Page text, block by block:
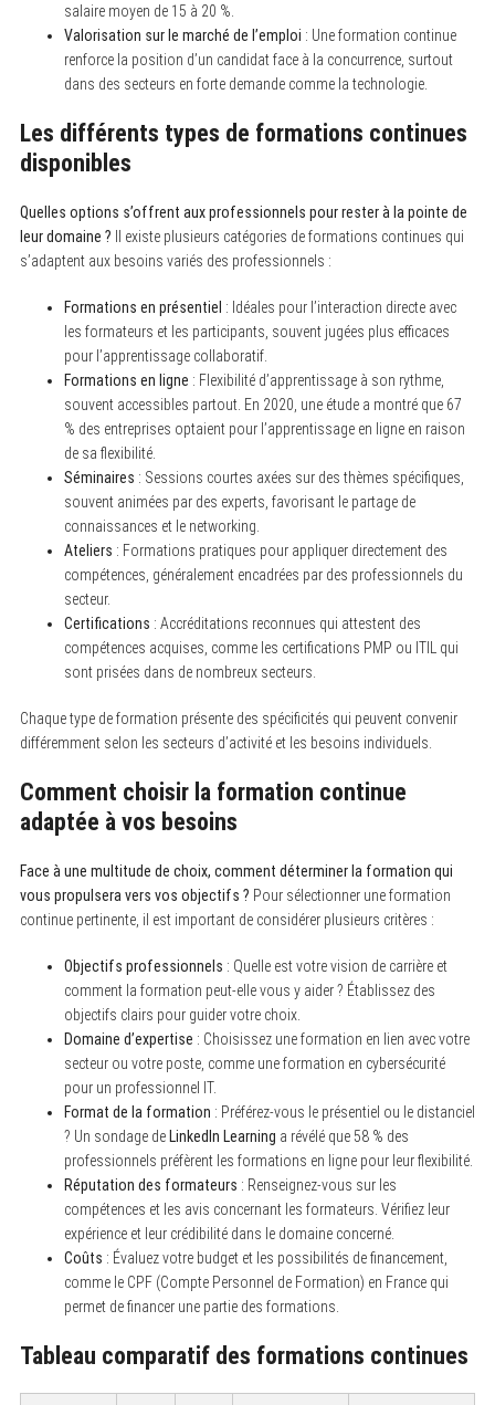
salaire moyen de 15 à 20 %.
Valorisation sur le marché de l’emploi : Une formation continue
renforce la position d’un candidat face à la concurrence, surtout
dans des secteurs en forte demande comme la technologie.
Les différents types de formations continues
disponibles
Quelles options s’offrent aux professionnels pour rester à la pointe de
leur domaine ? Il existe plusieurs catégories de formations continues qui
s’adaptent aux besoins variés des professionnels :
Formations en présentiel : Idéales pour l’interaction directe avec
les formateurs et les participants, souvent jugées plus efficaces
pour l’apprentissage collaboratif.
Formations en ligne : Flexibilité d’apprentissage à son rythme,
souvent accessibles partout. En 2020, une étude a montré que 67
% des entreprises optaient pour l’apprentissage en ligne en raison
de sa flexibilité.
Séminaires : Sessions courtes axées sur des thèmes spécifiques,
souvent animées par des experts, favorisant le partage de
connaissances et le networking.
Ateliers : Formations pratiques pour appliquer directement des
compétences, généralement encadrées par des professionnels du
secteur.
Certifications : Accréditations reconnues qui attestent des
compétences acquises, comme les certifications PMP ou ITIL qui
sont prisées dans de nombreux secteurs.
Chaque type de formation présente des spécificités qui peuvent convenir
différemment selon les secteurs d’activité et les besoins individuels.
Comment choisir la formation continue
adaptée à vos besoins
Face à une multitude de choix, comment déterminer la formation qui
vous propulsera vers vos objectifs ? Pour sélectionner une formation
continue pertinente, il est important de considérer plusieurs critères :
Objectifs professionnels : Quelle est votre vision de carrière et
comment la formation peut-elle vous y aider ? Établissez des
objectifs clairs pour guider votre choix.
Domaine d’expertise : Choisissez une formation en lien avec votre
secteur ou votre poste, comme une formation en cybersécurité
pour un professionnel IT.
Format de la formation : Préférez-vous le présentiel ou le distanciel
? Un sondage deLinkedIn Learning a révélé que 58 % des
professionnels préfèrent les formations en ligne pour leur flexibilité.
Réputation des formateurs : Renseignez-vous sur les
compétences et les avis concernant les formateurs. Vérifiez leur
expérience et leur crédibilité dans le domaine concerné.
Coûts : Évaluez votre budget et les possibilités de financement,
comme le CPF (Compte Personnel de Formation) en France qui
permet de financer une partie des formations.
Tableau comparatif des formations continues
e
r
c
h
o
r